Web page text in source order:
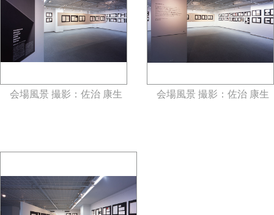
会場風景 撮影：佐治 康生
会場風景 撮影：佐治 康生